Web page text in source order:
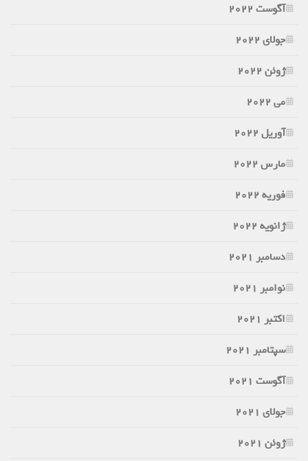
آگوست 2022
جولای 2022
ژوئن 2022
می 2022
آوریل 2022
مارس 2022
فوریه 2022
ژانویه 2022
دسامبر 2021
نوامبر 2021
اکتبر 2021
سپتامبر 2021
آگوست 2021
جولای 2021
ژوئن 2021